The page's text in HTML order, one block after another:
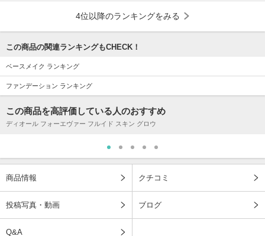
4位以降のランキングをみる
この商品の関連ランキングもCHECK！
ベースメイク ランキング
ファンデーション ランキング
この商品を高評価している人のおすすめ
ディオール フォーエヴァー フルイド スキン グロウ
商品情報 クチコミ
投稿写真・動画 ブログ
Q&A